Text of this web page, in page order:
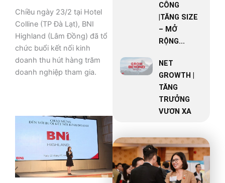
Chiều ngày 23/2 tại Hotel
Colline (TP Đà Lạt), BNI
Highland (Lâm Đồng) đã tổ
chức buổi kết nối kinh
doanh thu hút hàng trăm
doanh nghiệp tham gia.
CÔNG
|TĂNG SIZE
– MỞ
RỘNG...
NET
GROWTH |
TĂNG
TRƯỞNG
VƯƠN XA